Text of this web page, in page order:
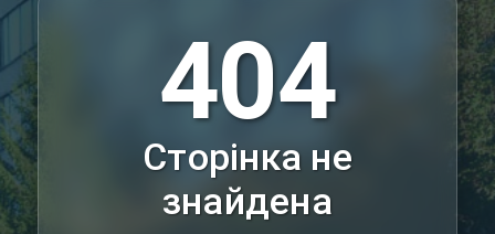
404
Сторінка не
знайдена